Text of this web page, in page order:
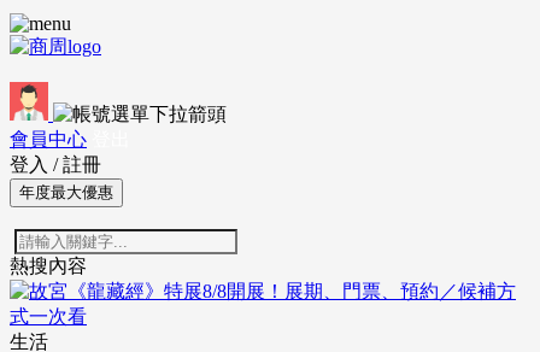
會員中心
登入 / 註冊
年度最大優惠
熱搜內容
生活